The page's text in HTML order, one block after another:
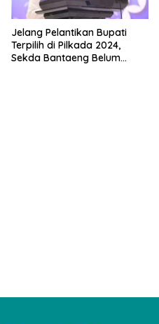
Jelang Pelantikan Bupati
Terpilih di Pilkada 2024,
Sekda Bantaeng Belum